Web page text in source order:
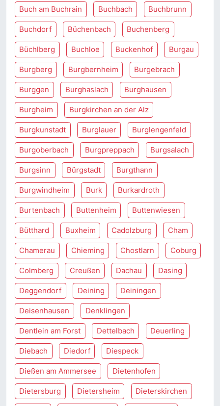
Buch am Buchrain Buchbach Buchbrunn
Buchdorf Büchenbach Buchenberg
Büchlberg Buchloe Buckenhof Burgau
Burgberg Burgbernheim Burgebrach
Burggen Burghaslach Burghausen
Burgheim Burgkirchen an der Alz
Burgkunstadt Burglauer Burglengenfeld
Burgoberbach Burgpreppach Burgsalach
Burgsinn Bürgstadt Burgthann
Burgwindheim Burk Burkardroth
Burtenbach Buttenheim Buttenwiesen
Bütthard Buxheim Cadolzburg Cham
Chamerau Chieming Chostlarn Coburg
Colmberg Creußen Dachau Dasing
Deggendorf Deining Deiningen
Deisenhausen Denklingen
Dentlein am Forst Dettelbach Deuerling
Diebach Diedorf Diespeck
Dießen am Ammersee Dietenhofen
Dietersburg Dietersheim Dieterskirchen